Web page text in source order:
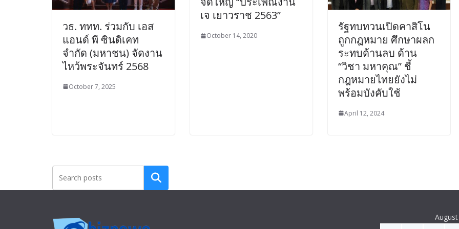
วธ. ททท. ร่วมกับ เอส
แอนด์ พี ซินดิเคท
จำกัด (มหาชน) จัดงาน
ไหว้พระจันทร์ 2568
October 7, 2025
เจ เยาวราช 2563”
October 14, 2020
รัฐทบทวนเปิดคาสิโน
ถูกกฎหมาย ศึกษาผลก
ระทบด้านลบ ด้าน
“วิชา มหาคุณ” ชี้
กฎหมายไทยยังไม่
พร้อมบังคับใช้
April 12, 2024
Search